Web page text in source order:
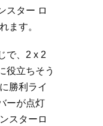
スター ロ
ます。
で、2 x 2
役立ちそう
勝利ライ
ーが点灯
スターロ